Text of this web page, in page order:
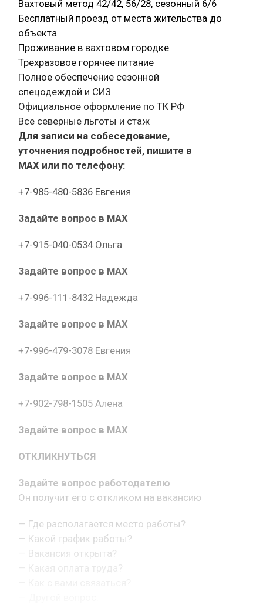
Вахтовый метод 42/42, 56/28, сезонный 6/6
Бесплатный проезд от места жительства до
объекта
Проживание в вахтовом городке
Трехразовое горячее питание
Полное обеспечение сезонной
спецодеждой и СИЗ
Официальное оформление по ТК РФ
Все северные льготы и стаж
Для записи на собеседование,
уточнения подробностей, пишите в
МАХ или по телефону:
+7-985-480-5836 Евгения
Задайте вопрос в MAX
+7-915-040-0534 Ольга
Задайте вопрос в MAX
+7-996-111-8432 Надежда
Задайте вопрос в MAX
+7-996-479-3078 Евгения
Задайте вопрос в MAX
+7-902-798-1505 Алена
Задайте вопрос в MAX
ОТКЛИКНУТЬСЯ
Задайте вопрос работодателю
Он получит его с откликом на вакансию
— Где располагается место работы?
— Какой график работы?
— Вакансия открыта?